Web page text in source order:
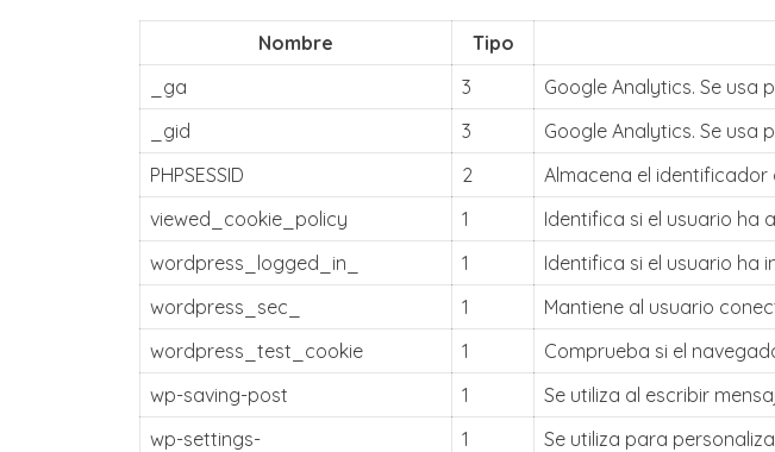
Nombre Tipo
_ga
3 Google Analytics. Se usa
_gid
3 Google Analytics. Se usa
PHPSESSID
2 Almacena el identificador
viewed_cookie_policy
1 Identifica si el usuario ha
wordpress_logged_in_
1 Identifica si el usuario ha
wordpress_sec_
1 Mantiene al usuario
wordpress_test_cookie
1 Comprueba si el
wp-saving-post
1 Se utiliza al escribir
wp-settings-
1 Se utiliza para